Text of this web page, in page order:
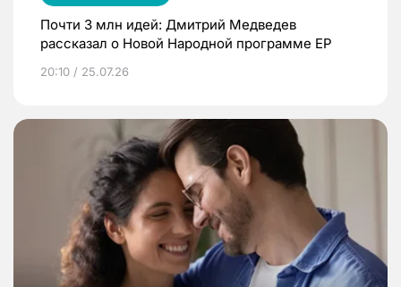
Почти 3 млн идей: Дмитрий Медведев
рассказал о Новой Народной программе ЕР
20:10 / 25.07.26